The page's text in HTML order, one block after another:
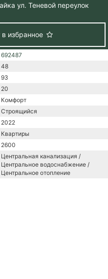
ул. Теневой переулок
избранное
692487
48
93
20
Комфорт
Строящийся
2022
Квартиры
2600
Центральная канализация /
Центральное водоснабжение /
Центральное отопление